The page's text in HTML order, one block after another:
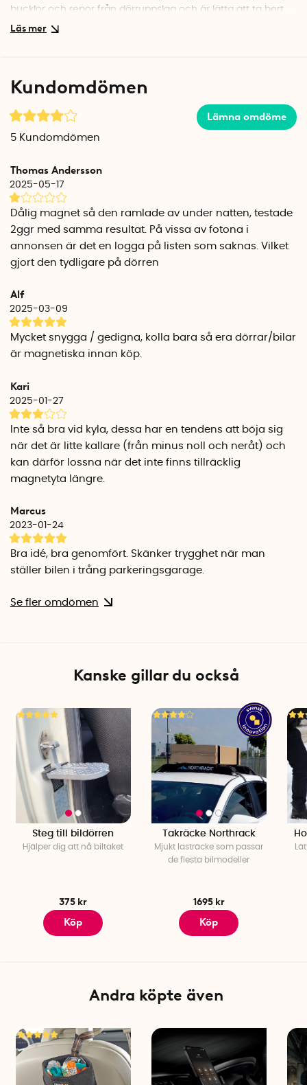
bucklor och repor från dörruppslag och är lätta att ta bort
när du åker därifrån.
för att passa de flesta karosslinjer. Säkerställ att din bil har
bilen.
Använd två dörrskydd på varje sida av bilen
ett kit med 4 st dörrskydd. Det vill säga två skydd på vardera
sida av bilen. Dörrskydden sätts där den motsvarande bilens
dörrar väntas kunna slå upp.
Om du har en liten bil kan det räcka med att endast
använda ett 2-pack. Ett 2-pack kan även vara användbart
om du endast har en parkeringsplats vid sidan av din egen
Används på bilar med stål i dörrpanelen
Dörrskydden är tillverkade av en designad skumgummiprofil
med en extra stark gummimagnet som är ingjuten i
skydden. Dörrskydden fungerar endast på bilar med dörrar
Förvaring av dörrskydden
Dörrskydden ska inte sitta fast permanent och måste
avlägsnas vid avfärd. Dörrskydden förvaras bäst i sin
originalkartong. Förvara dem två och två med magnet mot
Längd: 74,5 cm
Bredd: 5,5 cm
Djup: 3 cm
Vikt: 400 gram/styck
Material: Extra stark gummimagnet ingjuten i designad
Dörrskydden återvinns som brännbart avfall. Förpackningen
Kundomdömen
Lämna omdöme
5 Kundomdömen
Thomas Andersson
2025-05-17
Dålig magnet så den ramlade av under natten, testade
2ggr med samma resultat. På vissa av fotona i
annonsen är det en logga på listen som saknas. Vilket
gjort den tydligare på dörren
Alf
2025-03-09
Mycket snygga / gedigna, kolla bara så era dörrar/bilar
är magnetiska innan köp.
Kari
2025-01-27
Inte så bra vid kyla, dessa har en tendens att böja sig
när det är litte kallare (från minus noll och neråt) och
kan därför lossna när det inte finns tillräcklig
magnetyta längre.
Marcus
2023-01-24
Bra idé, bra genomfört. Skänker trygghet när man
ställer bilen i trång parkeringsgarage.
Se fler omdömen
Kanske gillar du också
Steg till bildörren
Hjälper dig att nå biltaket
375 kr
Köp
Takräcke Northrack
Mjukt lasträcke som passar
de flesta bilmodeller
1695 kr
Köp
Andra köpte även